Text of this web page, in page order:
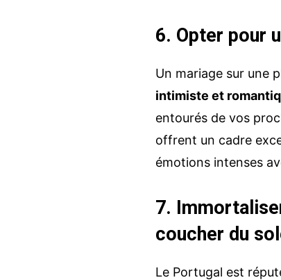
6. Opter pour
Un mariage sur une
intimiste et
entourés de vos
offrent un cadre
émotions intenses
7.
coucher du
Le Portugal est